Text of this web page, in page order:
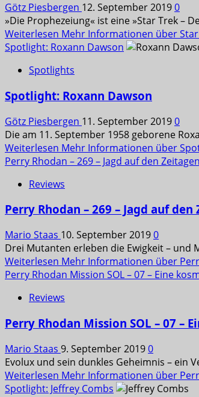
Götz Piesbergen 12. September 20190
»Die Prophezeiung« ist eine »Star Trek –
Weiterlesen Mehr Informationen über Star
Spotlight: Roxann Dawson
Spotlights
Spotlight: Roxann Dawson
Götz Piesbergen 11. September 20190
Die am 11. September 1958 geborene
Weiterlesen Mehr Informationen über
Perry Rhodan – 269 – Jagd auf den
Reviews
Perry Rhodan – 269 – Jagd auf
Mario Staas 10. September 20190
Drei Mutanten erleben die Ewigkeit – und
Weiterlesen Mehr Informationen über
Perry Rhodan Mission SOL – 07 – Eine
Reviews
Perry Rhodan Mission SOL – 07 –
Mario Staas 9. September 20190
Evolux und sein dunkles Geheimnis – ein
Weiterlesen Mehr Informationen über
Spotlight: Jeffrey Combs